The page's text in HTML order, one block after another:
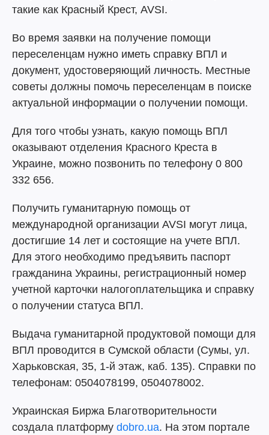
такие как Красный Крест, AVSI.
Во время заявки на получение помощи
переселенцам нужно иметь справку ВПЛ и
документ, удостоверяющий личность. Местные
советы должны помочь переселенцам в поиске
актуальной информации о получении помощи.
Для того чтобы узнать, какую помощь ВПЛ
оказывают отделения Красного Креста в
Украине, можно позвонить по телефону 0 800
332 656.
Получить гуманитарную помощь от
международной организации AVSI могут лица,
достигшие 14 лет и состоящие на учете ВПЛ.
Для этого необходимо предъявить паспорт
гражданина Украины, регистрационный номер
учетной карточки налогоплательщика и справку
о получении статуса ВПЛ.
Выдача гуманитарной продуктовой помощи для
ВПЛ проводится в Сумской области (Сумы, ул.
Харьковская, 35, 1-й этаж, каб. 135). Справки по
телефонам: 0504078199, 0504078002.
Украинская Биржа Благотворительности
создала платформу dobro.ua. На этом портале